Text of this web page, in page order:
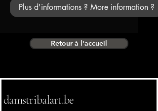
Plus d'informations ? More information ?
Retour à l'accueil
damstribalart.be